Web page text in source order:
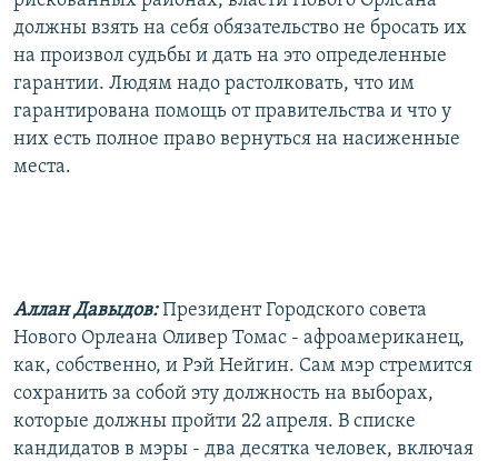
должны взять на себя обязательство не бросать их
на произвол судьбы и дать на это определенные
гарантии. Людям надо растолковать, что им
гарантирована помощь от правительства и что у
них есть полное право вернуться на насиженные
места.
Аллан Давыдов:Президент Городского совета
Нового Орлеана Оливер Томас - афроамериканец,
как, собственно, и Рэй Нейгин. Сам мэр стремится
сохранить за собой эту должность на выборах,
которые должны пройти 22 апреля. В списке
кандидатов в мэры - два десятка человек, включая